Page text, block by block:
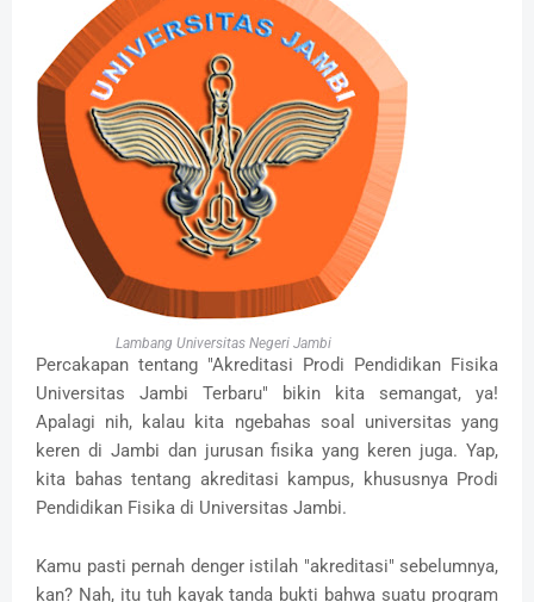
Lambang Universitas Negeri Jambi
Percakapan tentang "Akreditasi Prodi Pendidikan Fisika
Universitas Jambi Terbaru" bikin kita semangat, ya!
Apalagi nih, kalau kita ngebahas soal universitas yang
keren di Jambi dan jurusan fisika yang keren juga. Yap,
kita bahas tentang akreditasi kampus, khususnya Prodi
Pendidikan Fisika di Universitas Jambi.
Kamu pasti pernah denger istilah "akreditasi" sebelumnya,
kan? Nah, itu tuh kayak tanda bukti bahwa suatu program